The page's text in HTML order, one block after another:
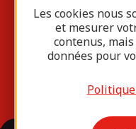
Les cookies nous
et mesurer
contenus,
données pour
Laisser un
l'équipe
05 87